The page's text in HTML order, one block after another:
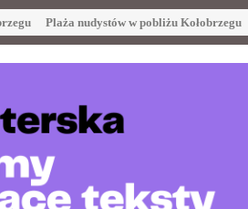
Plaża nudystów w pobliżu Kołobrzegu